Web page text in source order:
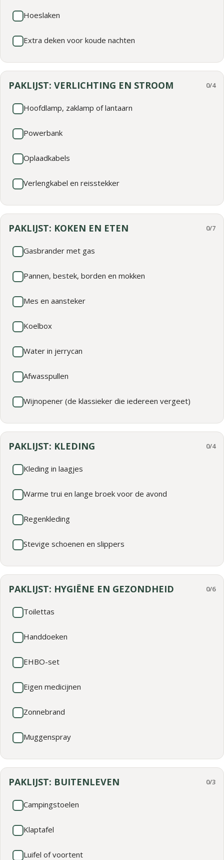
Hoeslaken
Extra deken voor koude nachten
PAKLIJST: VERLICHTING EN STROOM 0/4
Hoofdlamp, zaklamp of lantaarn
Powerbank
Oplaadkabels
Verlengkabel en reisstekker
PAKLIJST: KOKEN EN ETEN 0/7
Gasbrander met gas
Pannen, bestek, borden en mokken
Mes en aansteker
Koelbox
Water in jerrycan
Afwasspullen
Wijnopener (de klassieker die iedereen vergeet)
PAKLIJST: KLEDING 0/4
Kleding in laagjes
Warme trui en lange broek voor de avond
Regenkleding
Stevige schoenen en slippers
PAKLIJST: HYGIËNE EN GEZONDHEID 0/6
Toilettas
Handdoeken
EHBO-set
Eigen medicijnen
Zonnebrand
Muggenspray
PAKLIJST: BUITENLEVEN 0/3
Campingstoelen
Klaptafel
Luifel of voortent